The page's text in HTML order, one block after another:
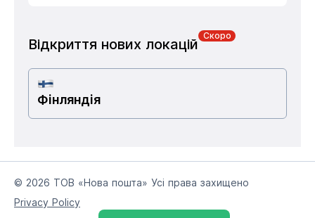
Відкриття нових локацій
Скоро
Фінляндія
© 2026 ТОВ «Нова пошта» Усі права захищено
Privacy Policy